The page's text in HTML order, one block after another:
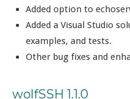
Added option to
Added a Visual Studio
examples, and tests.
Other bug fixes and
wolfSSH 1.1.0